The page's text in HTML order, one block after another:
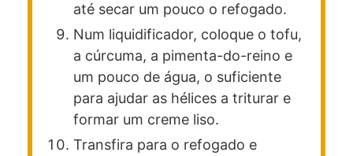
até secar um pouco o refogado.
Num liquidificador, coloque o tofu,
a cúrcuma, a pimenta-do-reino e
um pouco de água, o suficiente
para ajudar as hélices a triturar e
formar um creme liso.
Transfira para o refogado e